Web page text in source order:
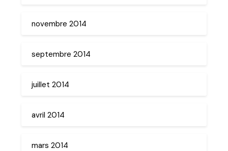
novembre 2014
septembre 2014
juillet 2014
avril 2014
mars 2014